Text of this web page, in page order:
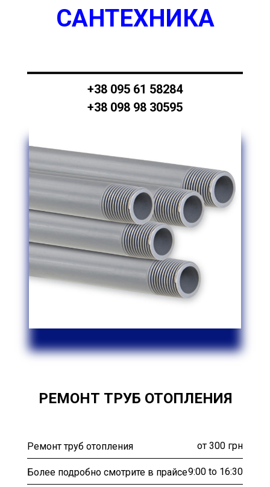
САНТЕХНИКА
+38 095 61 58284
+38 098 98 30595
РЕМОНТ ТРУБ ОТОПЛЕНИЯ
Ремонт труб отопления от 300 грн
Более подробно смотрите в прайсе9:00 to 16:30